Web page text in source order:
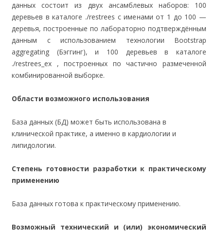
данных состоит из двух ансамблевых наборов: 100
деревьев в каталоге ./restrees c именами от 1 до 100 —
деревья, построенные по лабораторно подтверждённым
данным с использованием технологии Bootstrap
aggregating (Бэггинг), и 100 деревьев в каталоге
./restrees_ex , построенных по частично размеченной
комбинированной выборке.
Области возможного использования
База данных (БД) может быть использована в
клинической практике, а именно в кардиологии и
липидологии.
Степень готовности разработки к практическому
применению
База данных готова к практическому применению.
Возможный технический и (или) экономический